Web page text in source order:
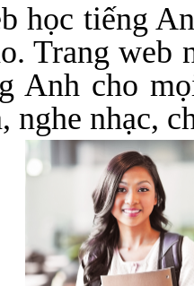
học tiếng
Trang web
Anh cho
nghe nhạc,